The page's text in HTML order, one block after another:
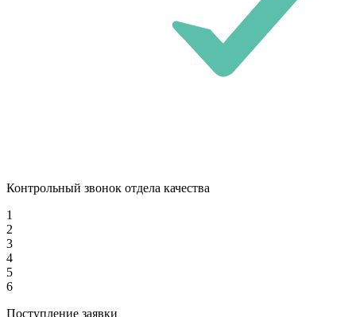
Контрольный звонок отдела качества
1
2
3
4
5
6
Поступление заявки